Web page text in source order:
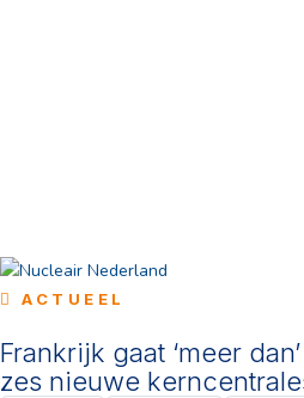
ACTUEEL
Frankrijk gaat ‘meer
zes nieuwe